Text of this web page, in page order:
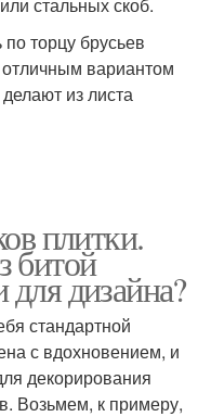
торцу брусьев
вариантом
из листа
плитки.
битой
дизайна?
стандартной
с вдохновением, и
декорирования
Возьмем, к примеру,